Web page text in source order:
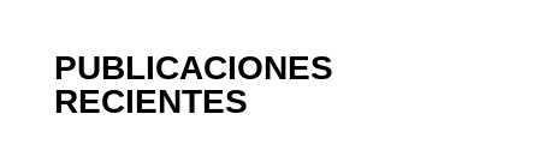
PUBLICACIONES
RECIENTES